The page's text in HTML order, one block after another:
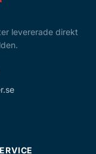
levererade direkt